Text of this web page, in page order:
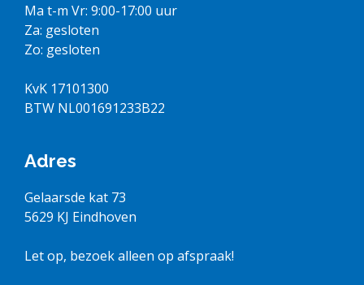
Ma t-m Vr: 9:00-17:00 uur
Za: gesloten
Zo: gesloten
KvK 17101300
BTW NL001691233B22
Adres
Gelaarsde kat 73
5629 KJ Eindhoven
Let op, bezoek alleen op afspraak!